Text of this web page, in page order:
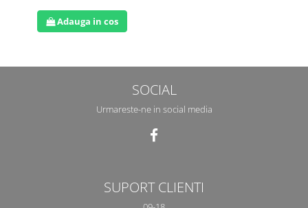
Adauga in cos
SOCIAL
Urmareste-ne in social media
SUPORT CLIENTI